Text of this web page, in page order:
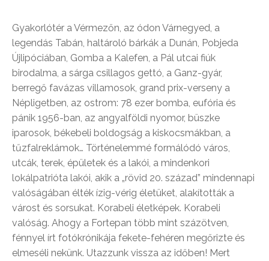
Gyakorlótér a Vérmezőn, az ódon Várnegyed, a
legendás Tabán, haltároló bárkák a Dunán, Pobjeda
Újlipóciában, Gomba a Kalefen, a Pál utcai fiúk
birodalma, a sárga csillagos gettó, a Ganz-gyár,
berregő favázas villamosok, grand prix-verseny a
Népligetben, az ostrom: 78 ezer bomba, eufória és
pánik 1956-ban, az angyalföldi nyomor, büszke
iparosok, békebeli boldogság a kiskocsmákban, a
tűzfalreklámok… Történelemmé formálódó város,
utcák, terek, épületek és a lakói, a mindenkori
lokálpatrióta lakói, akik a „rövid 20. század” mindennapi
valóságában élték ízig-vérig életüket, alakították a
várost és sorsukat. Korabeli életképek. Korabeli
valóság. Ahogy a Fortepan több mint százötven,
fénnyel írt fotókrónikája fekete-fehéren megőrizte és
elmeséli nekünk. Utazzunk vissza az időben! Mert